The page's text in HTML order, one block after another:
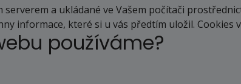
a ukládané ve Vašem počítači
informace, které si u vás předtím uložil.
používáme?